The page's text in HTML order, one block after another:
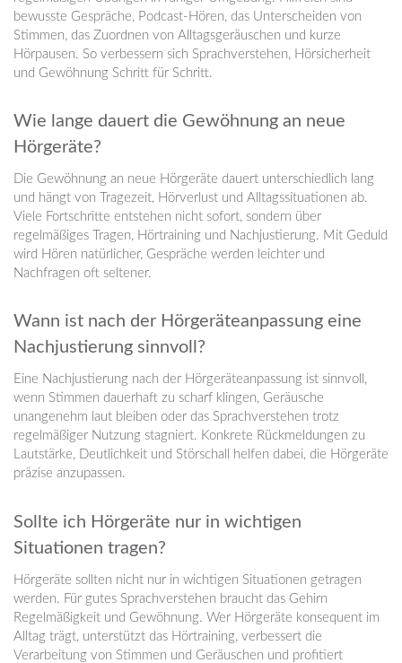
bewusste Gespräche, Podcast-Hören, das Unterscheiden von
Stimmen, das Zuordnen von Alltagsgeräuschen und kurze
Hörpausen. So verbessern sich Sprachverstehen, Hörsicherheit
und Gewöhnung Schritt für Schritt.
Wie lange dauert die Gewöhnung an neue
Hörgeräte?
Die Gewöhnung an neue Hörgeräte dauert unterschiedlich lang
und hängt von Tragezeit, Hörverlust und Alltagssituationen ab.
Viele Fortschritte entstehen nicht sofort, sondern über
regelmäßiges Tragen, Hörtraining und Nachjustierung. Mit Geduld
wird Hören natürlicher, Gespräche werden leichter und
Nachfragen oft seltener.
Wann ist nach der Hörgeräteanpassung eine
Nachjustierung sinnvoll?
Eine Nachjustierung nach der Hörgeräteanpassung ist sinnvoll,
wenn Stimmen dauerhaft zu scharf klingen, Geräusche
unangenehm laut bleiben oder das Sprachverstehen trotz
regelmäßiger Nutzung stagniert. Konkrete Rückmeldungen zu
Lautstärke, Deutlichkeit und Störschall helfen dabei, die Hörgeräte
präzise anzupassen.
Sollte ich Hörgeräte nur in wichtigen
Situationen tragen?
Hörgeräte sollten nicht nur in wichtigen Situationen getragen
werden. Für gutes Sprachverstehen braucht das Gehirn
Regelmäßigkeit und Gewöhnung. Wer Hörgeräte konsequent im
Alltag trägt, unterstützt das Hörtraining, verbessert die
Verarbeitung von Stimmen und Geräuschen und profitiert